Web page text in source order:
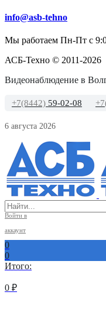
info@asb-tehno
Мы работаем Пн-Пт с
АСБ-Техно © 2011-2026
Видеонаблюдение в
+7(8442) 59-02-08
6 августа 2026
Войти в
аккаунт
0
0
Итого:
0 ₽